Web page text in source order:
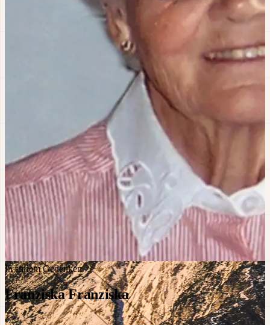
In stillem Gedenken
Franziska Franziska